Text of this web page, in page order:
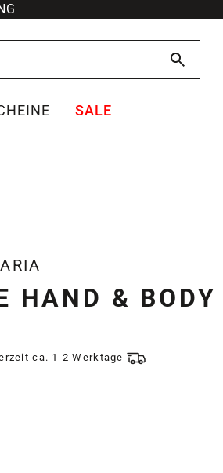
SALE
HAND & BODY
ca. 1-2 Werktage